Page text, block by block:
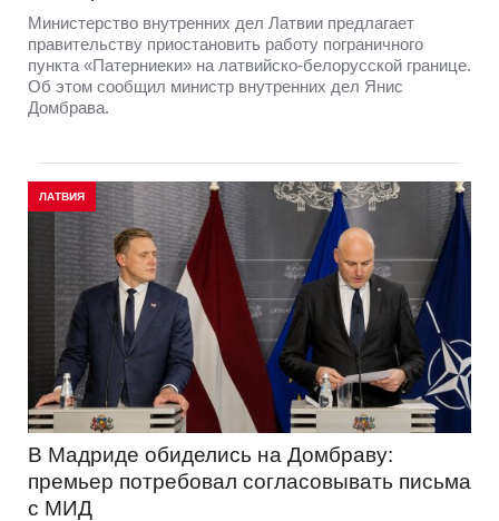
Министерство внутренних дел Латвии предлагает
правительству приостановить работу пограничного
пункта «Патерниеки» на латвийско-белорусской границе.
Об этом сообщил министр внутренних дел Янис
Домбрава.
ЛАТВИЯ
В Мадриде обиделись на Домбраву:
премьер потребовал согласовывать письма
с МИД